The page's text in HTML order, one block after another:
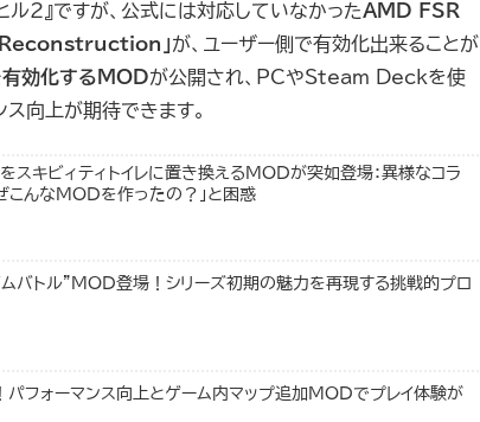
2』ですが、公式には対応していなかったAMD FSR
」が、ユーザー側で有効化出来ることが
効化するMODが公開され、PCやSteam Deckを使
ス向上が期待できます。
スキビィティトイレに置き換えるMODが突如登場：異様なコラ
こんなMODを作ったの？」と困惑
ムバトル”MOD登場！シリーズ初期の魅力を再現する挑戦的プロ
パフォーマンス向上とゲーム内マップ追加MODでプレイ体験が